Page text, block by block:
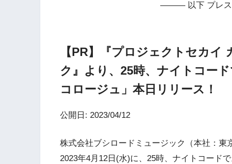
——— 以下 プレ
【PR】『プロジェクトセカイ
ク』より、25時、ナイトコー
コロージュ」本日リリース！
公開日: 2023/04/12
株式会社ブシロードミュージック（本社：東
2023年4月12日(水)に、25時、ナイトコード